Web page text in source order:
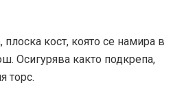
плоска кост, която се намира в
Осигурява както подкрепа,
торс.